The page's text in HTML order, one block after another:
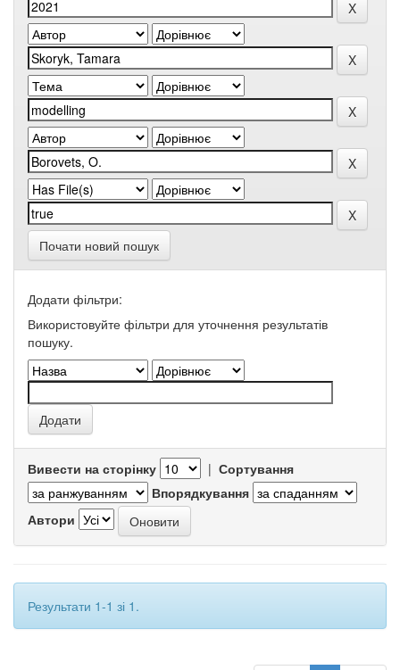
Почати новий пошук
Додати фільтри:
Використовуйте фільтри для уточнення результатів
пошуку.
Вивести на сторінку | Сортування
Впорядкування
Автори
Результати 1-1 зі 1.